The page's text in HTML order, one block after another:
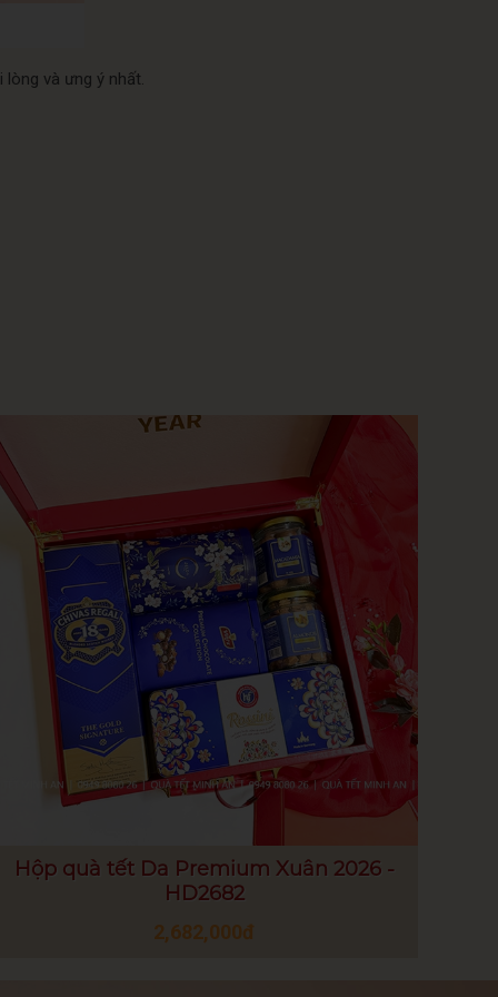
và ưng ý nhất.
Hộp quà tết Da Premium Xuân 2026 -
HD2682
2,682,000đ